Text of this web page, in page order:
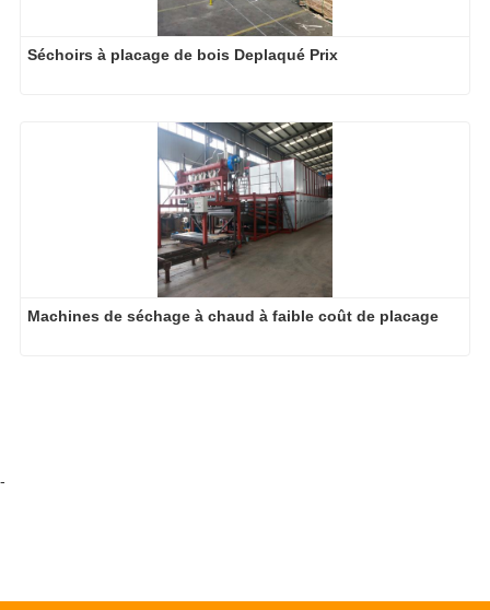
Séchoirs à placage de bois Deplaqué Prix
Machines de séchage à chaud à faible coût de placage
-